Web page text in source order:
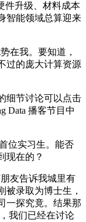
升级、材料成本
智能领域总算迎来
在我。要知道，
过的庞大计算资源
节讨论可以点击
Data 播客节目中
位实习生。能否
现在的？
友告诉我城里有
被录取为博士生，
一探究竟。结果那
我们已经在讨论